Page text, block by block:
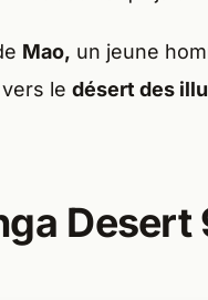
Mao, un jeune
le désert des
Desert